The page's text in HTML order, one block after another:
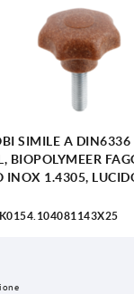
SIMILE A
BIOPOLYMEER
INOX 1.4305,
K0154.104081143X25